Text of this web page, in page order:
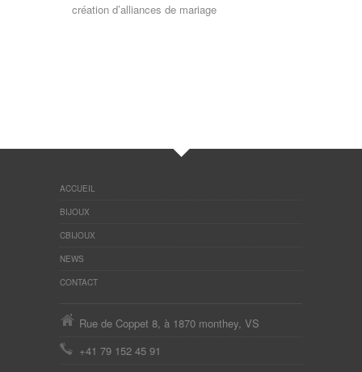
création d’alliances de mariage
ACCUEIL
BIJOUX
CBIJOUX
NEWS
CONTACT
Rue de Coppet 8, à 1870 monthey, VS
+41 79 152 45 91